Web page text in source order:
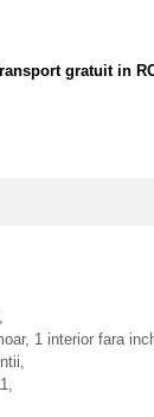
gratuit in
1 interior fara